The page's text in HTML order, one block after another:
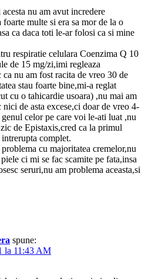
nu am avut incredere
multe si era sa mor de la o
ca daca toti le-ar folosi ca si mine
respiratie celulara Coenzima Q 10
de 15 mg/zi,imi regleaza
nu am fost racita de vreo 30 de
stau foarte bine,mi-a reglat
cu o tahicardie usoara) ,nu mai am
de asta excese,ci doar de vreo 4-
celor pe care voi le-ati luat ,nu
de Epistaxis,cred ca la primul
complet.
cu majoritatea cremelor,nu
ci mi se fac scamite pe fata,insa
seruri,nu am problema aceasta,si
spune:
la 11:43 AM